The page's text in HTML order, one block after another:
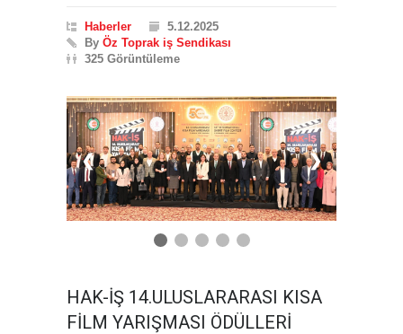
Haberler
5.12.2025
By Öz Toprak iş Sendikası
325 Görüntüleme
❮ ❯
HAK-İŞ 14.ULUSLARARASI KISA
FİLM YARIŞMASI ÖDÜLLERİ